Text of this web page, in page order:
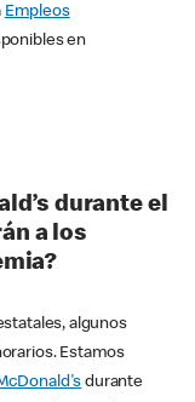
Empleos
en
durante el
a los
algunos
Estamos
durante